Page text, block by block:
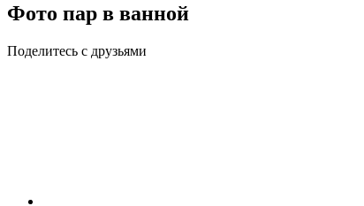
Фото пар в ванной
Поделитесь с друзьями